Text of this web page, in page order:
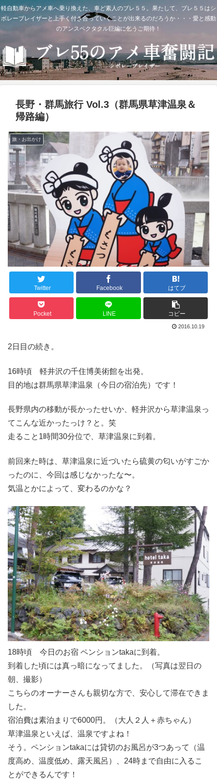
軽自動車からアメ車へ乗り換えた、車ど素人のブレ５５。果たして、ブレ５５はシ
ボレーブレイザーと上手く付き合っていくことが出来るのだろうか・・・愛と感動
のアンスペクタクル巨編に乞うご期待！
長野・群馬旅行 Vol.3（群馬県草津温泉＆
帰路編）
旅・お出かけ
Twitter Facebook はてブ
Pocket LINE コピー
2016.10.19
2日目の続き。
16時頃 軽井沢の千住博美術館を出発。
目的地は群馬県草津温泉（今日の宿泊先）です！
長野県内の移動が長かったせいか、軽井沢から草津温泉っ
てこんな近かったっけ？と。笑
走ること1時間30分位で、草津温泉に到着。
前回来た時は、草津温泉に近づいたら硫黄の匂いがすごか
ったのに、今回は感じなかったな〜。
気温とかによって、変わるのかな？
18時頃 今日のお宿 ペンションtakaに到着。
到着した頃には真っ暗になってました。（写真は翌日の
朝、撮影）
こちらのオーナーさんも親切な方で、安心して滞在できま
した。
宿泊費は素泊まりで6000円。（大人２人＋赤ちゃん）
草津温泉といえば、温泉ですよね！
そう。ペンションtakaには貸切のお風呂が3つあって（温
度高め、温度低め、露天風呂）、24時まで自由に入るこ
とができるんです！